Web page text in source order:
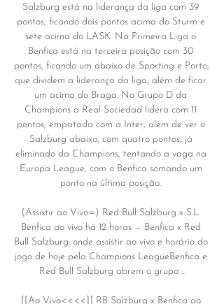
Salzburg está na liderança da liga com 39
pontos, ficando dois pontos acima do Sturm e
sete acima do LASK. Na Primeira Liga o
Benfica está na terceira posição com 30
pontos, ficando um abaixo de Sporting e Porto,
que dividem a liderança da liga, além de ficar
um acima do Braga. No Grupo D da
Champions a Real Sociedad lidera com 11
pontos, empatada com a Inter, além de ver o
Salzburg abaixo, com quatro pontos, já
eliminado da Champions, tentando a vaga na
Europa League, com o Benfica somando um
ponto na última posição.
(Assistir ao Vivo=) Red Bull Salzburg x S.L.
Benfica ao vivo há 12 horas — Benfica x Red
Bull Salzburg: onde assistir ao vivo e horário do
jogo de hoje pela Champions LeagueBenfica e
Red Bull Salzburg abrem o grupo ...
[[Ao Vivo<<<<]] RB Salzburg x Benfica ao